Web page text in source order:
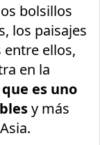
bolsillos
los paisajes
entre ellos,
en la
es uno
y más